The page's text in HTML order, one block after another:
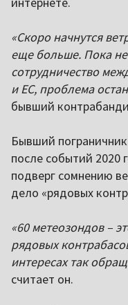
«Скоро начнутся
еще больше. Пока
сотрудничество
и ЕС, проблема
бывший
Бывший пограничник
после событий 2020
подверг сомнению
дело «рядовых
«60 метеозондов –
рядовых
интересах так
считает он.